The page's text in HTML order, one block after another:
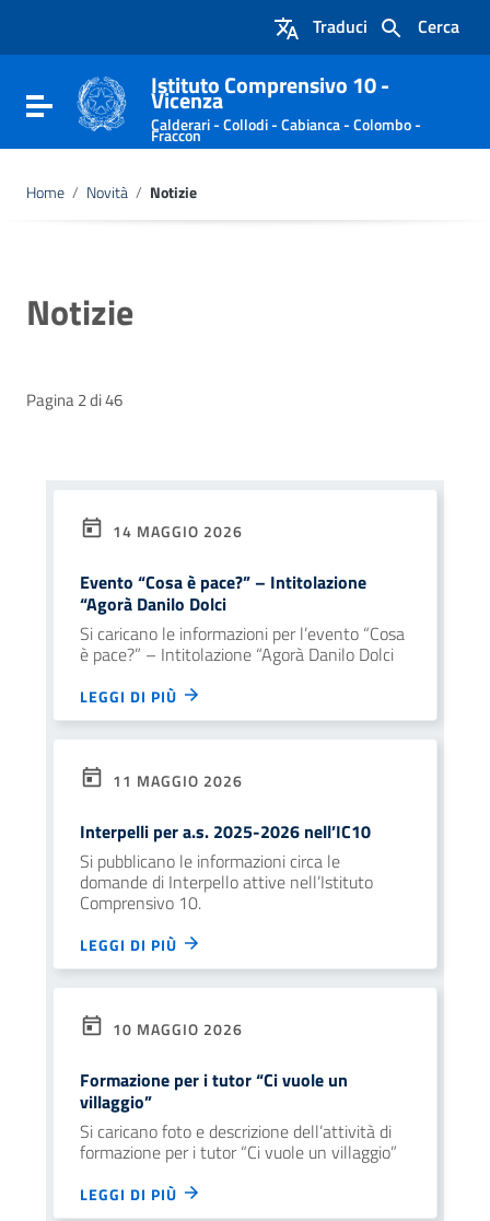
Vai al footer
Cerca
Traduci
Attiva / disattiva la navigazione
Istituto Comprensivo 10 -
Vicenza
Calderari - Collodi - Cabianca - Colombo -
Fraccon
Home / Novità / Notizie
Notizie
Pagina 2 di 46
14 MAGGIO 2026
Evento “Cosa è pace?” – Intitolazione
“Agorà Danilo Dolci
Si caricano le informazioni per l’evento “Cosa
è pace?” – Intitolazione “Agorà Danilo Dolci
LEGGI DI PIÙ
11 MAGGIO 2026
Interpelli per a.s. 2025-2026 nell’IC10
Si pubblicano le informazioni circa le
domande di Interpello attive nell’Istituto
Comprensivo 10.
LEGGI DI PIÙ
10 MAGGIO 2026
Formazione per i tutor “Ci vuole un
villaggio”
Si caricano foto e descrizione dell’attività di
formazione per i tutor “Ci vuole un villaggio”
LEGGI DI PIÙ